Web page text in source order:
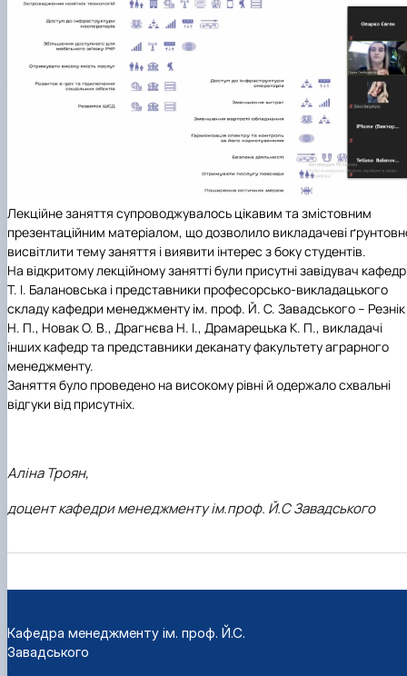
Лекційне заняття супроводжувалось цікавим та змістовним
презентаційним матеріалом, що дозволило викладачеві
висвітлити тему заняття і виявити інтерес з боку студентів.
На відкритому лекційному занятті були присутні завідувач
Т. І. Балановська і представники професорсько-викладацького
складу кафедри менеджменту ім. проф. Й. С. Завадського – Резнік
Н. П., Новак О. В., Драгнєва Н. І., Драмарецька К. П., викладачі
інших кафедр та представники деканату факультету аграрного
менеджменту.
Заняття було проведено на високому рівні й одержало схвальні
відгуки від присутніх.
Аліна Троян,
доцент кафедри менеджменту ім.проф. Й.С Завадського
Кафедра менеджменту ім. проф. Й.С.
Завадського